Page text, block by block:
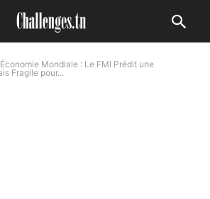
Économie Mondiale : Le FMI Prédit une
Fragile pour...